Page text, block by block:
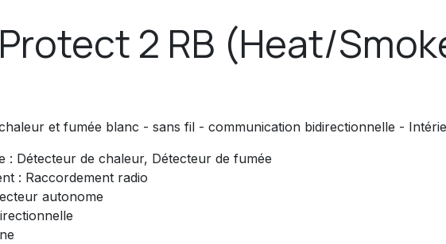
2 RB (Heat/
et fumée blanc - sans fil - communication bidirectionnelle -
: Détecteur de chaleur, Détecteur de fumée
: Raccordement radio
autonome